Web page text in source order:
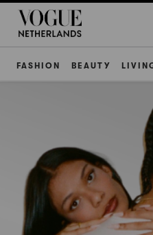
FASHION BEAUTY